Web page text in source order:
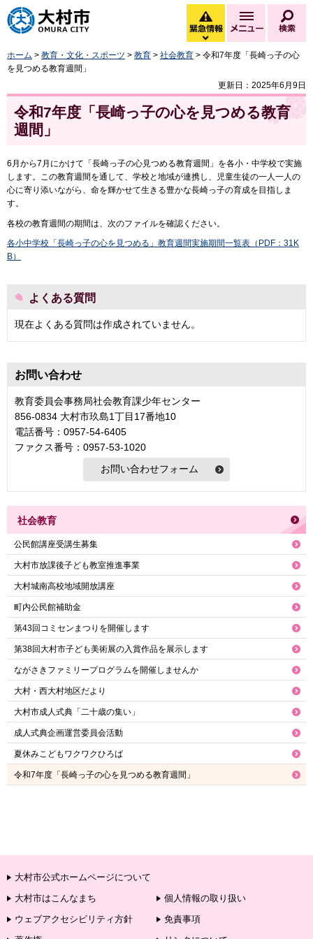
大村市
緊急情報
緊急情報を開く
メニュー
ホーム > 教育・文化・スポーツ > 教育 > 社会教育 > 令和7年度「長崎っ子の心
を見つめる教育週間」
更新日：2025年6月9日
令和7年度「長崎っ子の心を見つめる教育
週間」
6月から7月にかけて「長崎っ子の心見つめる教育週間」を各小・中学校で実施
します。この教育週間を通して、学校と地域が連携し、児童生徒の一人一人の
心に寄り添いながら、命を輝かせて生きる豊かな長崎っ子の育成を目指しま
す。
各校の教育週間の期間は、次のファイルを確認ください。
各小中学校「長崎っ子の心を見つめる」教育週間実施期間一覧表（PDF：31K
B）
よくある質問
現在よくある質問は作成されていません。
お問い合わせ
教育委員会事務局社会教育課少年センター
856-0834 大村市玖島1丁目17番地10
電話番号：0957-54-6405
ファクス番号：0957-53-1020
社会教育
公民館講座受講生募集
大村市放課後子ども教室推進事業
大村城南高校地域開放講座
町内公民館補助金
第43回コミセンまつりを開催します
第38回大村市子ども美術展の入賞作品を展示します
ながさきファミリープログラムを開催しませんか
大村・西大村地区だより
大村市成人式典「二十歳の集い」
成人式典企画運営委員会活動
夏休みこどもワクワクひろば
令和7年度「長崎っ子の心を見つめる教育週間」
大村市公式ホームページについて
大村市はこんなまち
個人情報の取り扱い
ウェブアクセシビリティ方針
免責事項